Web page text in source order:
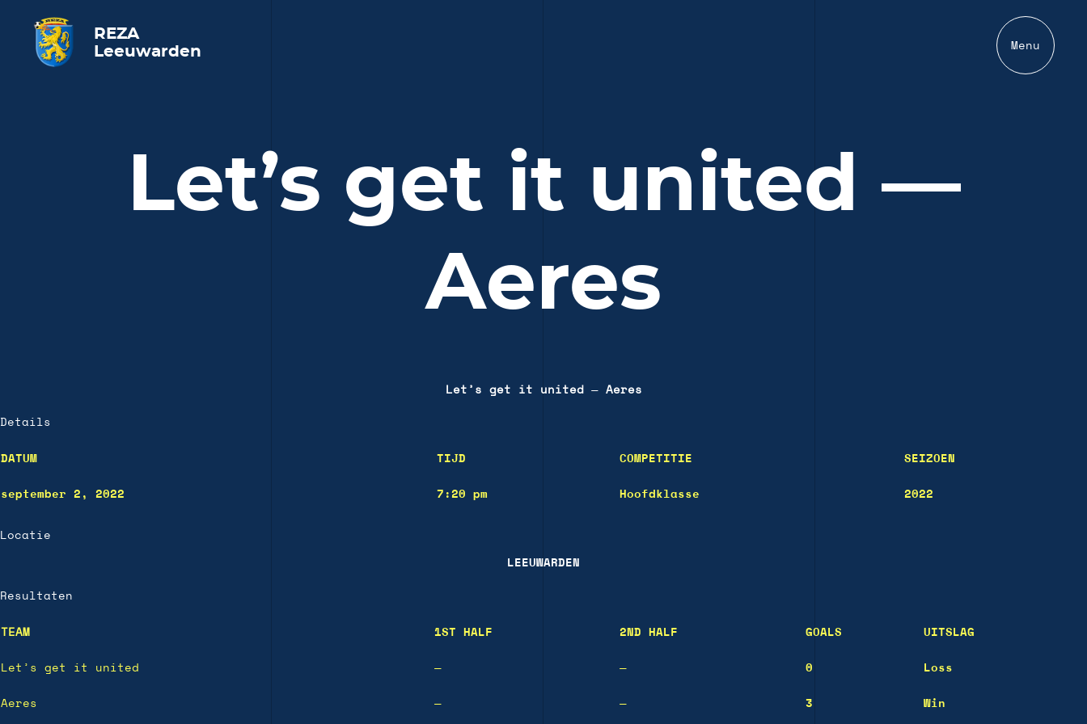
REZA
Leeuwarden
Menu
Let’s get it united —
Aeres
Let’s get it united — Aeres
Details
DATUM TIJD COMPETITIE SEIZOEN
september 2, 2022 7:20 pm Hoofdklasse 2022
Locatie
LEEUWARDEN
Resultaten
TEAM 1ST HALF 2ND HALF GOALS UITSLAG
Let’s get it united — — 0 Loss
Aeres — — 3 Win